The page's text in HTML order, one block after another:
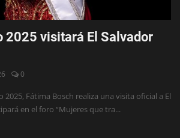
2025 visitará El Salvador
0
2025, Fátima Bosch realiza una visita oficial a El
en el foro “Mujeres que tra...